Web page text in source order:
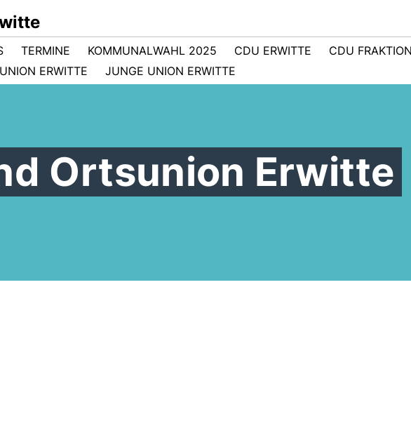
TERMINE KOMMUNALWAHL 2025 CDU ERWITTE
CDU
ERWITTE
JUNGE UNION ERWITTE
Ortsunion Erwitte